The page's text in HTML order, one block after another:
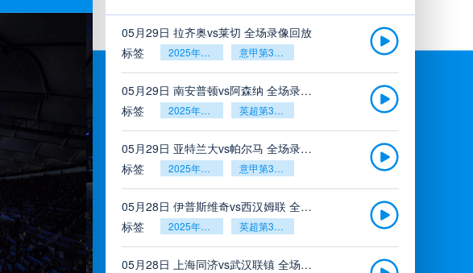
05月29日 拉齐奥vs莱切 全场录像回放
标签
2025年5月26日 意甲第38轮
05月29日 南安普顿vs阿森纳 全场录像回放
标签
2025年5月26日 英超第38轮
05月29日 亚特兰大vs帕尔马 全场录像回放
标签
2025年5月26日 意甲第38轮
05月28日 伊普斯维奇vs西汉姆联 全场录像回放
标签
2025年5月26日 英超第38轮
05月28日 上海同济vs武汉联镇 全场录像